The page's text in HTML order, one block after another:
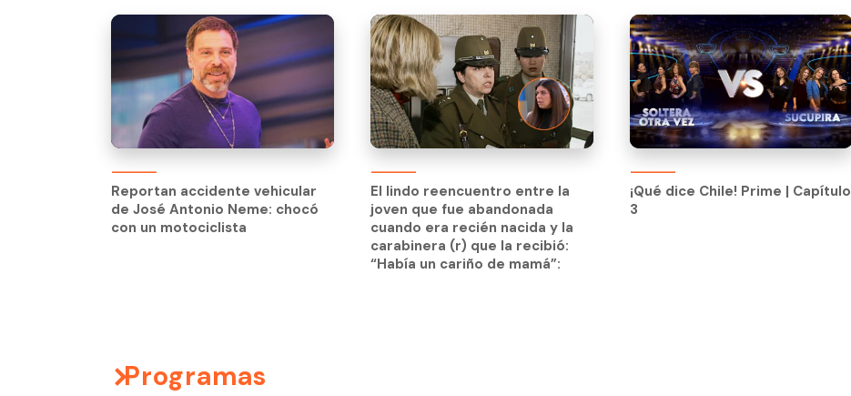
Reportan accidente vehicular
de José Antonio Neme: chocó
con un motociclista
joven que fue abandonada
cuando era recién nacida y la
carabinera (r) que la recibió:
“Había un cariño de mamá”:
El lindo reencuentro entre la
joven que fue abandonada
cuando era recién nacida y la
carabinera (r) que la recibió:
“Había un cariño de mamá”:
3
¡Qué dice Chile! Prime | Capítulo
3
Programas